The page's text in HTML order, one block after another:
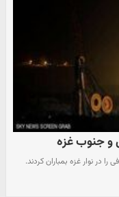
و جنوب غزه
در نوار غزه بمباران کردند.